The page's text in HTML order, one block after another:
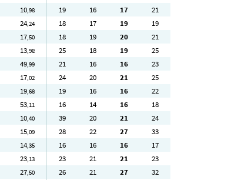
10,98 19 16 17
21
24,24 18 17 19
19
17,50 18 19 20
21
13,98 25 18 19
25
49,99 21 16 16
23
17,02 24 20 21
25
19,68 19 16 16
22
53,11 16 14 16
18
10,40 39 20 21
24
15,09 28 22 27
33
14,35 16 16 16
17
23,13 23 21 21
23
27,50 26 21 27
32